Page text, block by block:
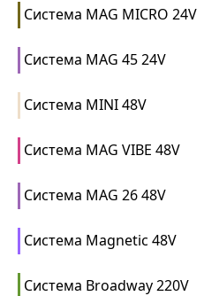
Система MAG MICRO 24V
Система MAG 45 24V
Система MINI 48V
Система MAG VIBE 48V
Система MAG 26 48V
Система Magnetic 48V
Система Broadway 220V